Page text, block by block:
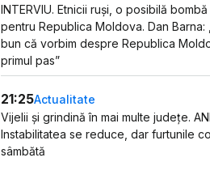
INTERVIU. Etnicii ruși, o posibilă
pentru Republica Moldova. Dan Barna:
bun că vorbim despre Republica
primul pas”
21:25Actualitate
Vijelii și grindină în mai multe județe.
Instabilitatea se reduce, dar furtunile
sâmbătă